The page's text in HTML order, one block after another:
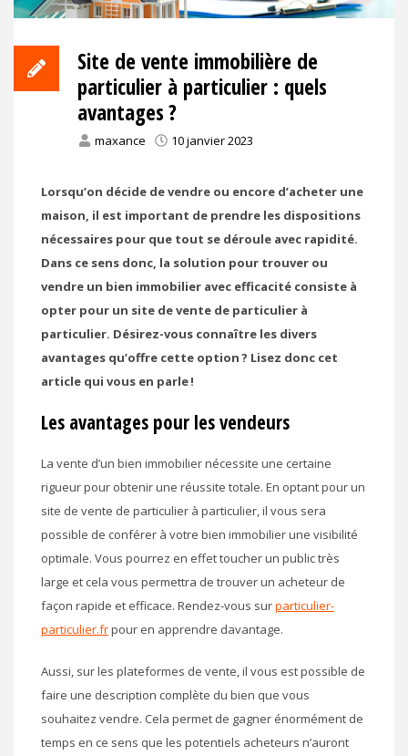
Site de vente immobilière de
particulier à particulier : quels
avantages ?
maxance 10 janvier 2023
Lorsqu’on décide de vendre ou encore d’acheter une
maison, il est important de prendre les dispositions
nécessaires pour que tout se déroule avec rapidité.
Dans ce sens donc, la solution pour trouver ou
vendre un bien immobilier avec efficacité consiste à
opter pour un site de vente de particulier à
particulier. Désirez-vous connaître les divers
avantages qu’offre cette option ? Lisez donc cet
article qui vous en parle !
Les avantages pour les vendeurs
La vente d’un bien immobilier nécessite une certaine
rigueur pour obtenir une réussite totale. En optant pour un
site de vente de particulier à particulier, il vous sera
possible de conférer à votre bien immobilier une visibilité
optimale. Vous pourrez en effet toucher un public très
large et cela vous permettra de trouver un acheteur de
façon rapide et efficace. Rendez-vous surparticulier-
particulier.frpour en apprendre davantage.
Aussi, sur les plateformes de vente, il vous est possible de
faire une description complète du bien que vous
souhaitez vendre. Cela permet de gagner énormément de
temps en ce sens que les potentiels acheteurs n’auront